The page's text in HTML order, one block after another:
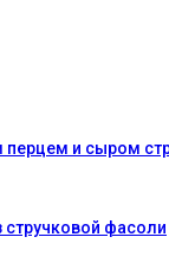
перцем и сыром
стручковой фасоли